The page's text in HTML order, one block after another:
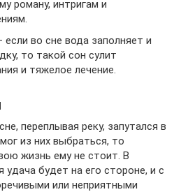
роману, интригам и
если во сне вода заполняет и
то такой сон сулит
и тяжелое лечение.
переплывая реку, запутался в
из них выбраться, то
жизнь ему не стоит. В
будет на его стороне, и с
или неприятными